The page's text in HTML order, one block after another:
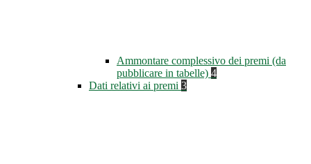
Ammontare complessivo dei premi (da
pubblicare in tabelle) 4
Dati relativi ai premi 3